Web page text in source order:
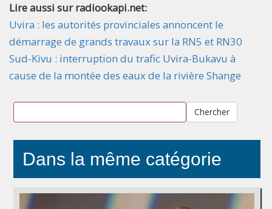
Lire aussi sur radiookapi.net:
Uvira : les autorités provinciales annoncent le
démarrage de grands travaux sur la RN5 et RN30
Sud-Kivu : interruption du trafic Uvira-Bukavu à
cause de la montée des eaux de la rivière Shange
Chercher
Dans la même catégorie